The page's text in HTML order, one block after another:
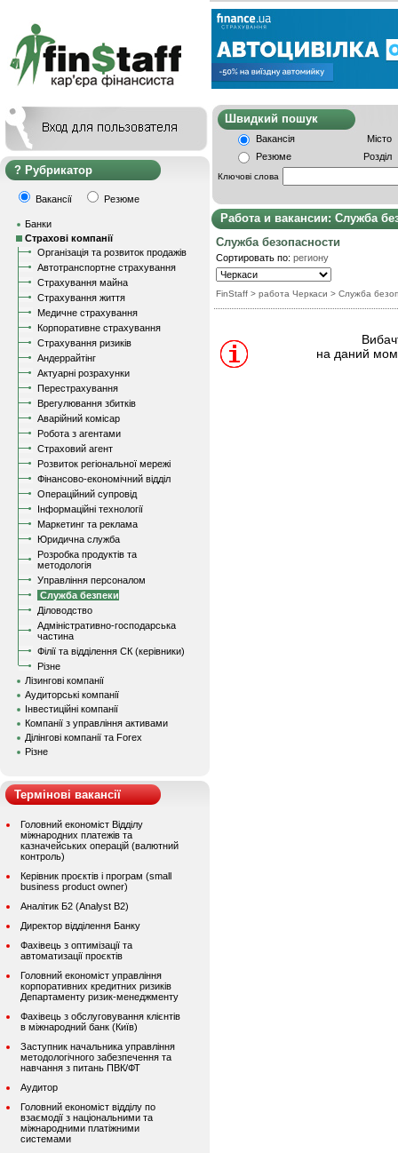
Рубрикатор
Вакансії Резюме
Банки
Страхові компанії
Організація та розвиток продажів
Автотранспортне страхування
Страхування майна
Страхування життя
Медичне страхування
Корпоративне страхування
Страхування ризиків
Андеррайтінг
Актуарні розрахунки
Перестрахування
Врегулювання збитків
Аварійний комісар
Робота з агентами
Страховий агент
Розвиток регіональної мережі
Фінансово-економічний відділ
Операційний супровід
Інформаційні технології
Маркетинг та реклама
Юридична служба
Розробка продуктів та
методологія
Управління персоналом
Служба безпеки
Діловодство
Адміністративно-господарська
частина
Філії та відділення СК (керівники)
Різне
Лізингові компанії
Аудиторські компанії
Інвестиційні компанії
Компанії з управління активами
Ділінгові компанії та Forex
Різне
Термінові вакансії
Головний економіст Відділу
міжнародних платежів та
казначейських операцій (валютний
контроль)
Керівник проєктів і програм (small
business product owner)
Аналітик Б2 (Analyst B2)
Директор відділення Банку
Фахівець з оптимізації та
автоматизації проєктів
Головний економіст управління
корпоративних кредитних ризиків
Департаменту ризик-менеджменту
Фахівець з обслуговування клієнтів
в міжнародний банк (Київ)
Заступник начальника управління
методологічного забезпечення та
навчання з питань ПВК/ФТ
Аудитор
Головний економіст відділу по
взаємодії з національними та
міжнародними платіжними
системами
Швидкий
Вакансія
Місто
Резюме
Розділ
Ключові слова
Работа и вакансии: Служба
Служба безопасности
Сортировать по: региону
FinStaff > работа Черкаси > Служба
на даний